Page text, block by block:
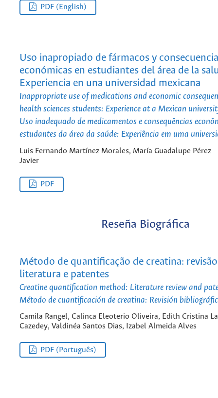
PDF (English)
Uso inapropiado de fármacos y
económicas en estudiantes del área de la
Experiencia en una universidad mexicana
Inappropriate use of medications and economic
health sciences students: Experience at a Mexican
Uso inadequado de medicamentos e consequências
estudantes da área da saúde: Experiência em uma
Luis Fernando Martínez Morales, María Guadalupe Pérez
Javier
PDF
Reseña Biográfica
Método de quantificação de creatina:
literatura e patentes
Creatine quantification method: Literature review and
Método de cuantificación de creatina: Revisión
Camila Rangel, Calinca Eleoterio Oliveira, Edith Cristina
Cazedey, Valdinéa Santos Dias, Izabel Almeida Alves
PDF (Português)